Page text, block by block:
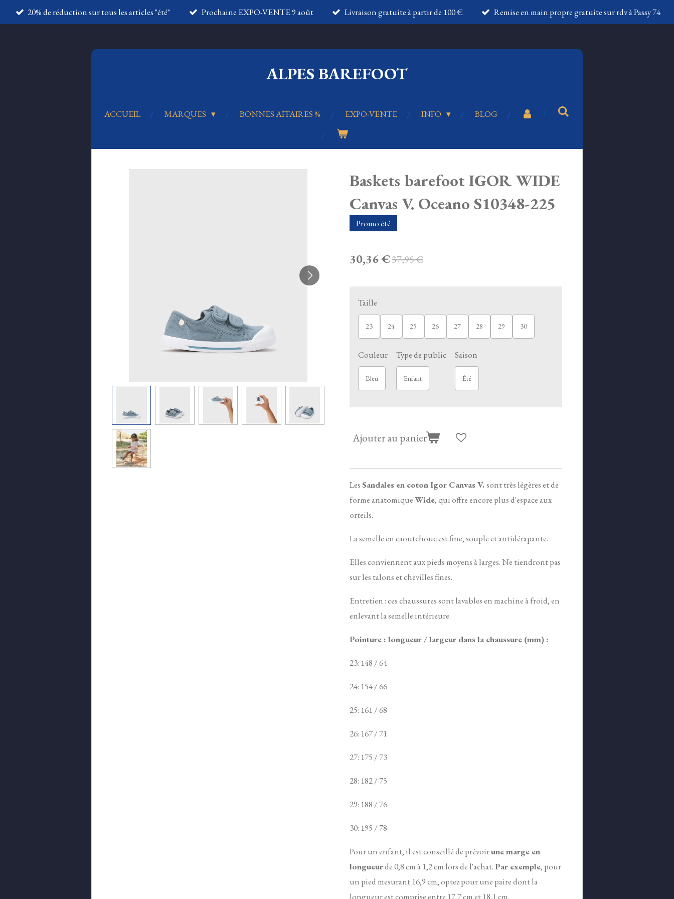
Passer
au
20% de réduction sur tous les articles "été" Prochaine EXPO-VENTE 9 août Livraison gratuite à partir de 100 € Remise en main propre gratuite sur rdv à Passy 74
ALPES BAREFOOT
ACCUEIL MARQUES BONNES AFFAIRES % EXPO-VENTE INFO BLOG
Baskets barefoot IGOR WIDE
Canvas V. Oceano S10348-225
Promo été
30,36 €37,95 €
Taille
23 24 25 26 27 28 29 30
Couleur
Bleu
Type de public
Enfant
Saison
Été
Ajouter au panier
LesSandales en coton Igor Canvas V.sont très légères et de
forme anatomiqueWide, qui offre encore plus d'espace aux
orteils.
La semelle encaoutchouc est fine, souple et antidérapante.
Elles conviennent aux pieds moyens à larges. Ne tiendront pas
sur les talons et chevilles fines.
Entretien : ces chaussures sont lavables en machine à froid, en
enlevant la semelle intérieure.
Pointure : longueur / largeur dans la chaussure (mm) :
23: 148 / 64
24: 154 / 66
25: 161 / 68
26: 167 / 71
27: 175 / 73
28: 182 / 75
29: 188 / 76
30: 195 / 78
Pour un enfant, il est conseillé de prévoirune marge en
longueurde 0,8 cm à 1,2 cm lors de l'achat.Par exemple, pour
un pied mesurant 16,9 cm, optez pour une paire dont la
longueur est comprise entre 17,7 cm et 18,1 cm.